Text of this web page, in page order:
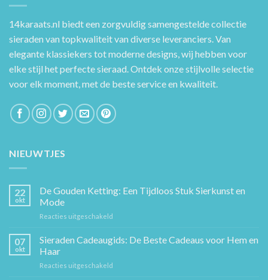
14karaats.nl biedt een zorgvuldig samengestelde collectie
sieraden van topkwaliteit van diverse leveranciers. Van
elegante klassiekers tot moderne designs, wij hebben voor
elke stijl het perfecte sieraad. Ontdek onze stijlvolle selectie
voor elk moment, met de beste service en kwaliteit.
NIEUWTJES
22
okt
De Gouden Ketting: Een Tijdloos Stuk Sierkunst en
Mode
Reacties uitgeschakeld
Gouden
Ketting:
07
okt
Sieraden Cadeaugids: De Beste Cadeaus voor Hem en
Haar
Reacties uitgeschakeld